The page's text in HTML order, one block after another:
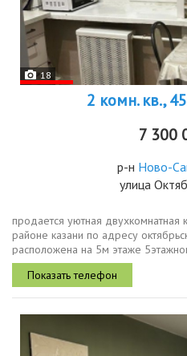
18
2 комн. кв.,
7 300
р-н Ново-
улица
продается уютная двухкомнатная
районе казани по адресу
расположена на 5м этаже
площадь 45 кв. м, жилая 30 кв. м,
вокзал...